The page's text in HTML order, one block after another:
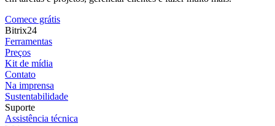
Comece grátis
Bitrix24
Ferramentas
Preços
Kit de mídia
Contato
Na imprensa
Sustentabilidade
Suporte
Assistência técnica